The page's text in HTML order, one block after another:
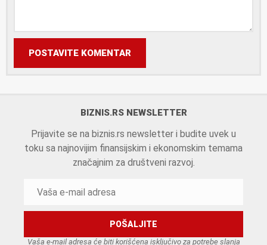
POSTAVITE KOMENTAR
BIZNIS.RS NEWSLETTER
Prijavite se na biznis.rs newsletter i budite uvek u
toku sa najnovijim finansijskim i ekonomskim temama
značajnim za društveni razvoj.
Vaša e-mail adresa će biti korišćena isključivo za potrebe slanja